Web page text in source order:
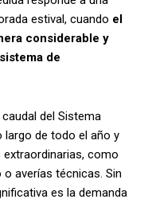
estival, cuando el
considerable y
de
del Sistema
largo de todo el año y
como
averías técnicas. Sin
es la demanda